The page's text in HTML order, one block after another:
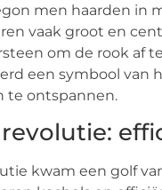
men haarden in
vaak groot en
om de rook af
een symbool van
te ontspannen.
kwam een golf